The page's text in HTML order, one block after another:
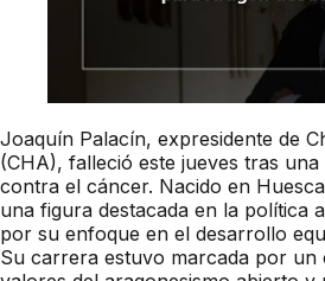
Joaquín Palacín, expresidente de
(CHA), falleció este jueves tras
contra el cáncer. Nacido en
una figura destacada en la política
por su enfoque en el desarrollo
Su carrera estuvo marcada por un